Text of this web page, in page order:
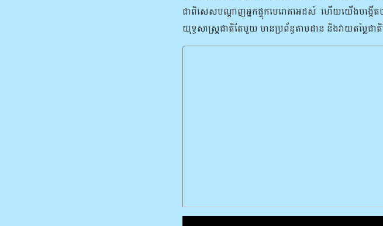
ជាពិសេសបណ្ដាញអ្នកផ្ទុកមេរោគអេដស៍ ហើយយើងបង្កើត
យុទ្ធសាស្ត្រជាតិតែមួយ មានប្រព័ន្ធតាមដាន និងវាយតម្លៃ